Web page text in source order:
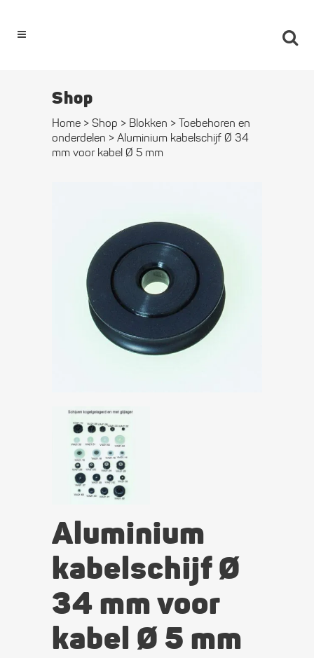
Shop
Home > Shop > Blokken > Toebehoren en
onderdelen > Aluminium kabelschijf Ø 34
mm voor kabel Ø 5 mm
Aluminium
kabelschijf Ø
34 mm voor
kabel Ø 5 mm